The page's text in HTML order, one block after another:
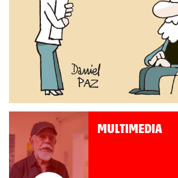
MULTIMEDIA